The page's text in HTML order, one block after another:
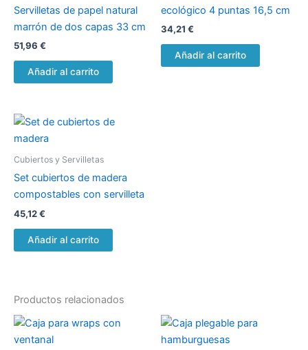
Servilletas de papel natural
marrón de dos capas 33 cm
51,96 €
Añadir al carrito
ecológico 4 puntas 16,5 cm
34,21 €
Añadir al carrito
Cubiertos y Servilletas
Set cubiertos de madera
compostables con servilleta
45,12€
Añadir al carrito
Productos relacionados